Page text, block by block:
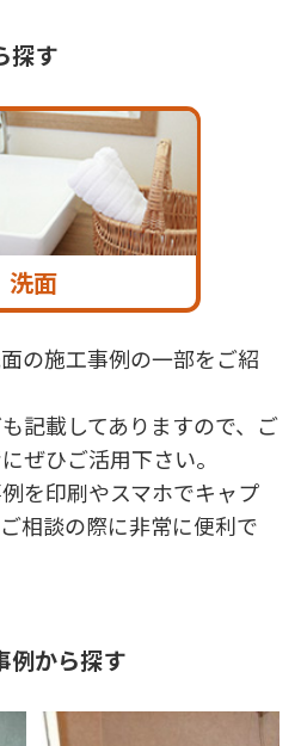
探す
洗面
の施工事例の一部をご紹
記載してありますので、ご
ぜひご活用下さい。
を印刷やスマホでキャプ
相談の際に非常に便利で
例から探す